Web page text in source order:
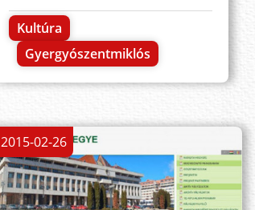
Kultúra
Gyergyószentmiklós
2015-02-26